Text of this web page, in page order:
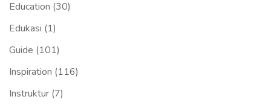
Education (30)
Edukasi (1)
Guide (101)
Inspiration (116)
Instruktur (7)